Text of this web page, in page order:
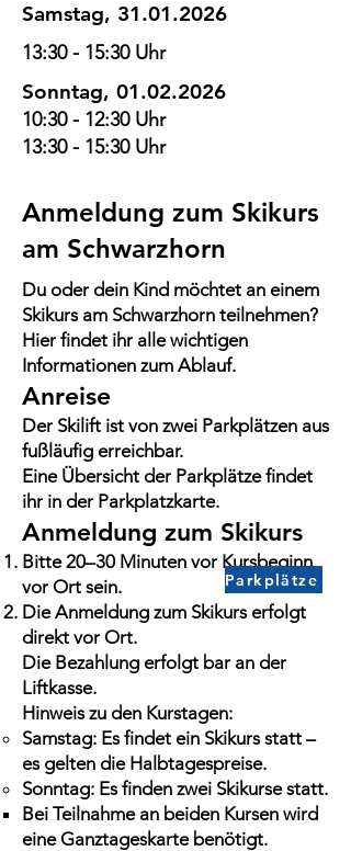
Samstag, 31.01.2026
13:30 - 15:30 Uhr
Sonntag, 01.02.2026
10:30 - 12:30 Uhr
13:30 - 15:30 Uhr
Anmeldung zum Skikurs
am Schwarzhorn
Du oder dein Kind möchtet an einem
Skikurs am Schwarzhorn teilnehmen?
Hier findet ihr alle wichtigen
Informationen zum Ablauf.
Anreise
Der Skilift ist von zwei Parkplätzen aus
fußläufig erreichbar.
Eine Übersicht der Parkplätze findet
ihr in der Parkplatzkarte.
Anmeldung zum Skikurs
Bitte 20–30 Minuten vor Kursbeginn
vor Ort sein.
Die Anmeldung zum Skikurs erfolgt
direkt vor Ort.
Die Bezahlung erfolgt bar an der
Liftkasse.
Hinweis zu den Kurstagen:
Samstag: Es findet ein Skikurs statt –
es gelten die Halbtagespreise.
Sonntag: Es finden zwei Skikurse statt.
Bei Teilnahme an beiden Kursen wird
eine Ganztageskarte benötigt.
Parkplätze